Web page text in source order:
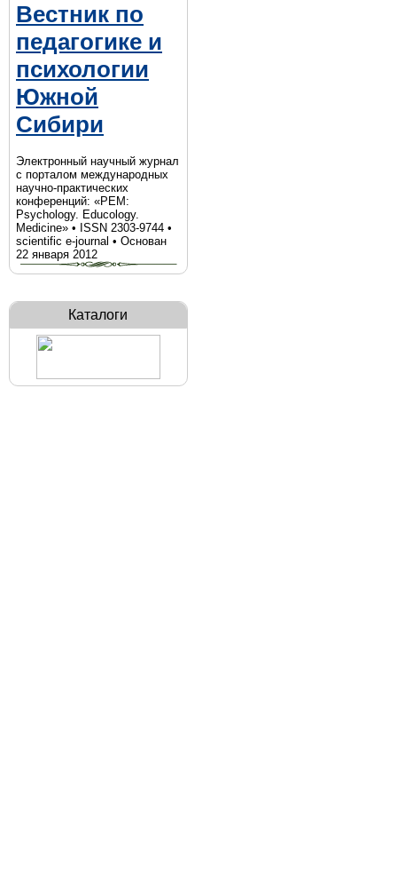
Вестник по
педагогике и
психологии
Южной
Сибири
Электронный научный журнал
с порталом международных
научно-практических
конференций: «PEM:
Psychology. Educology.
Medicine» • ISSN 2303-9744 •
scientific e-journal • Основан
22 января 2012
Каталоги